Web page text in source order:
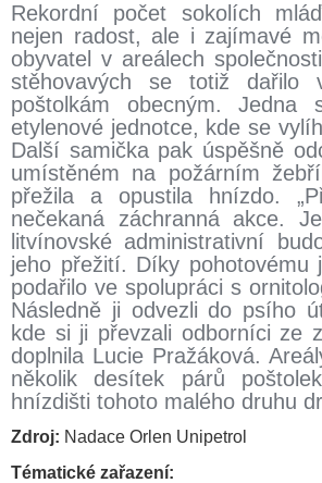
Rekordní počet sokolích
nejen radost, ale i zajímavé
obyvatel v areálech
stěhovavých se totiž dařilo
poštolkám obecným.
etylenové jednotce, kde se
Další samička pak úspěšně
umístěném na požárním
přežila a opustila hnízdo.
nečekaná záchranná akce.
litvínovské administrativní
jeho přežití. Díky pohotovému
podařilo ve spolupráci s
Následně ji odvezli do psího
kde si ji převzali odborníci ze
doplnila Lucie Pražáková.
několik desítek párů
hnízdišti tohoto malého druhu
Zdroj: Nadace Orlen Unipetrol
Tématické zařazení: